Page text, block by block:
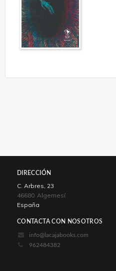
DIRECCIÓN
C. Arbres, 23
46680 Algemesí
España
CONTACTA CON NOSOTROS
info@lacajabooks.com
962484382